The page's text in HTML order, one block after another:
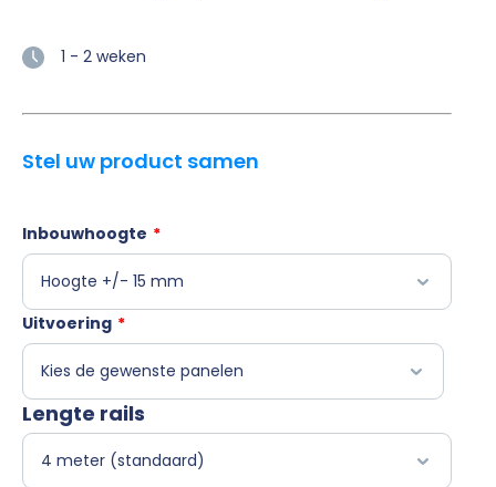
1 - 2 weken
Stel uw product samen
*
Inbouwhoogte
*
Uitvoering
Lengte rails